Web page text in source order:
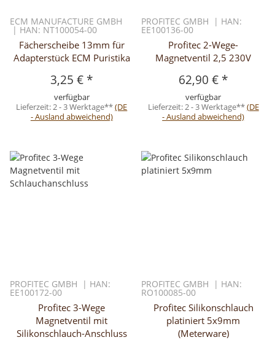
ECM MANUFACTURE GMBH
| HAN: NT100054-00
Fächerscheibe 13mm für
Adapterstück ECM Puristika
3,25 € *
verfügbar
Lieferzeit:2 - 3 Werktage**(DE
- Ausland abweichend)
PROFITEC GMBH | HAN:
EE100136-00
Profitec 2-Wege-
Magnetventil 2,5 230V
62,90 € *
verfügbar
Lieferzeit:2 - 3 Werktage**(DE
- Ausland abweichend)
PROFITEC GMBH | HAN:
EE100172-00
Profitec 3-Wege
Magnetventil mit
Silikonschlauch-Anschluss
PROFITEC GMBH | HAN:
RO100085-00
Profitec Silikonschlauch
platiniert 5x9mm
(Meterware)